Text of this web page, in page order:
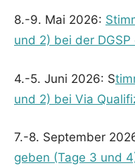
8.-9. Mai 2026:
und 2) bei der DGSP
4.-5. Juni 2026: S
und 2) bei Via
7.-8. September
geben (Tage 3 und